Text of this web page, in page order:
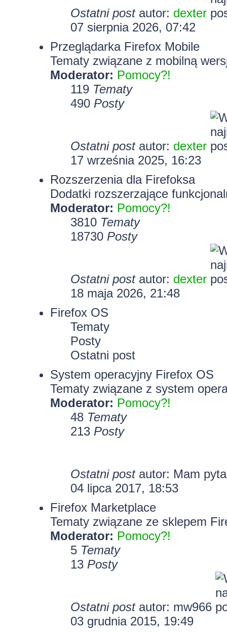
Ostatni postautor: dexter
07 sierpnia 2026, 07:42
Przeglądarka Firefox Mobile
Tematy związane z mobilną
Moderator: Pomocy?!
119 Tematy
490 Posty
Ostatni postautor: dexter
17 września 2025, 16:23
Rozszerzenia dla Firefoksa
Dodatki rozszerzające
Moderator: Pomocy?!
3810 Tematy
18730 Posty
Ostatni postautor: dexter
18 maja 2026, 21:48
Firefox OS
Tematy
Posty
Ostatni post
System operacyjny Firefox OS
Tematy związane z system
Moderator: Pomocy?!
48 Tematy
213 Posty
Ostatni postautor: Mam
04 lipca 2017, 18:53
Firefox Marketplace
Tematy związane ze sklepem
Moderator: Pomocy?!
5 Tematy
13 Posty
Ostatni postautor: mw966
03 grudnia 2015, 19:49